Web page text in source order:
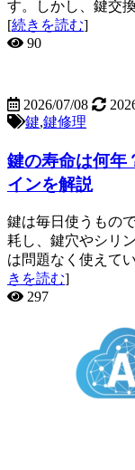
す。しかし、鍵交
[続きを読む]
90
2026/07/08
鍵,鍵修理
鍵の寿命は何年
インを解説
鍵は毎日使うもの
耗し、鍵穴やシリ
は問題なく使えて
きを読む]
297